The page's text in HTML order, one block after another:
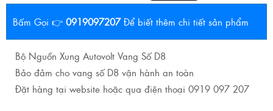
Bấm Gọi 👉 0919097207 Để biết thêm chi tiết sản phẩm
Bộ Nguồn Xung Autovolt Vang Số D8
Bảo đảm cho vang số D8 vận hành an toàn
Đặt hàng tại website hoặc qua điện thoại 0919 097 207